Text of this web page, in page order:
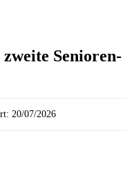
Senioren-
20/07/2026